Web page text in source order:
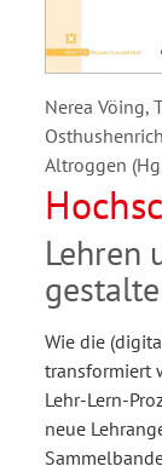
Nerea Vöing,
Altroggen
Lehren
Wie die
transformiert
Lehr-Lern-
neue